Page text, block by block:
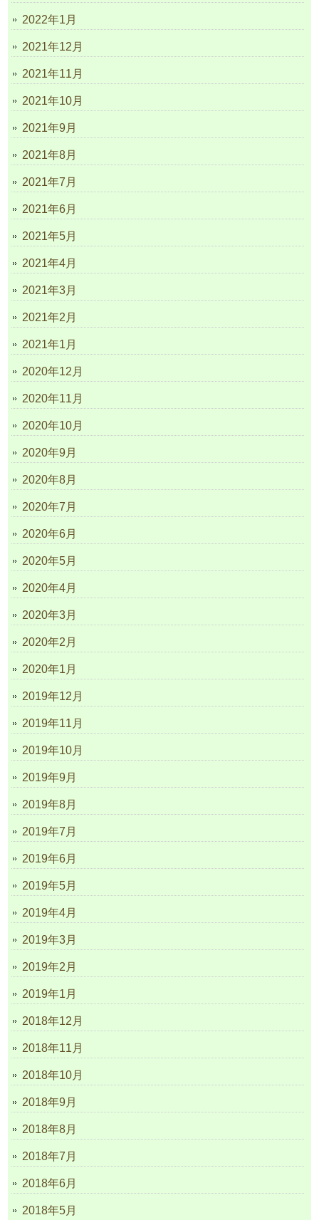
2022年1月
2021年12月
2021年11月
2021年10月
2021年9月
2021年8月
2021年7月
2021年6月
2021年5月
2021年4月
2021年3月
2021年2月
2021年1月
2020年12月
2020年11月
2020年10月
2020年9月
2020年8月
2020年7月
2020年6月
2020年5月
2020年4月
2020年3月
2020年2月
2020年1月
2019年12月
2019年11月
2019年10月
2019年9月
2019年8月
2019年7月
2019年6月
2019年5月
2019年4月
2019年3月
2019年2月
2019年1月
2018年12月
2018年11月
2018年10月
2018年9月
2018年8月
2018年7月
2018年6月
2018年5月